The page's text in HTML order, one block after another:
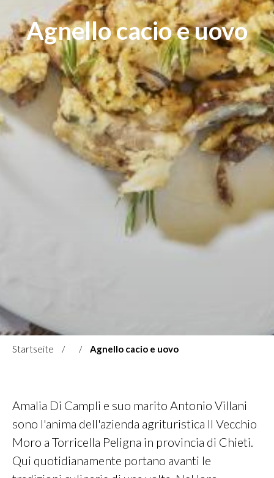
Agnello cacio e uovo
Startseite Agnello cacio e uovo
Amalia Di Campli e suo marito Antonio Villani
sono l'anima dell'azienda agrituristica Il Vecchio
Moro a Torricella Peligna in provincia di Chieti.
Qui quotidianamente portano avanti le